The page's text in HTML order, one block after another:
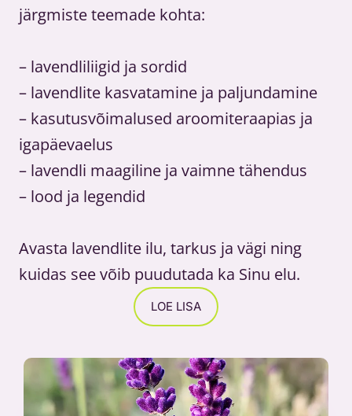
järgmiste teemade kohta:
– lavendliliigid ja sordid
– lavendlite kasvatamine ja paljundamine
– kasutusvõimalused aroomiteraapias ja
igapäevaelus
– lavendli maagiline ja vaimne tähendus
– lood ja legendid
Avasta lavendlite ilu, tarkus ja vägi ning
kuidas see võib puudutada ka Sinu elu.
LOE LISA